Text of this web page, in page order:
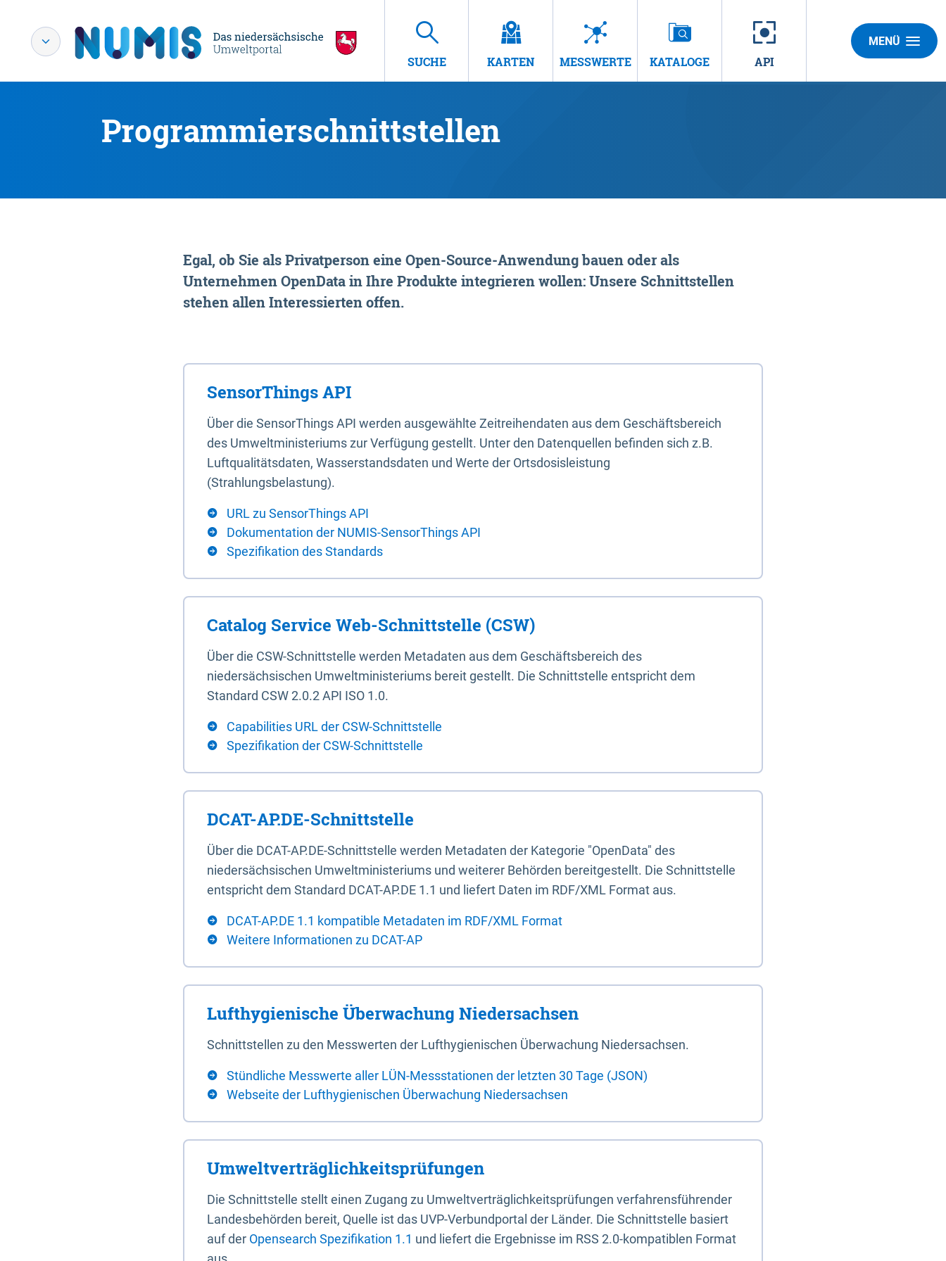
SUCHE KARTEN MESSWERTE KATALOGE API
MENÜ
Programmierschnittstellen
Egal, ob Sie als Privatperson eine Open-Source-Anwendung bauen oder als
Unternehmen OpenData in Ihre Produkte integrieren wollen: Unsere Schnittstellen
stehen allen Interessierten offen.
SensorThings API
Über die SensorThings API werden ausgewählte Zeitreihendaten aus dem Geschäftsbereich
des Umweltministeriums zur Verfügung gestellt. Unter den Datenquellen befinden sich z.B.
Luftqualitätsdaten, Wasserstandsdaten und Werte der Ortsdosisleistung
(Strahlungsbelastung).
URL zu SensorThings API
Dokumentation der NUMIS-SensorThings API
Spezifikation des Standards
Catalog Service Web-Schnittstelle (CSW)
Über die CSW-Schnittstelle werden Metadaten aus dem Geschäftsbereich des
niedersächsischen Umweltministeriums bereit gestellt. Die Schnittstelle entspricht dem
Standard CSW 2.0.2 API ISO 1.0.
Capabilities URL der CSW-Schnittstelle
Spezifikation der CSW-Schnittstelle
DCAT-AP.DE-Schnittstelle
Über die DCAT-AP.DE-Schnittstelle werden Metadaten der Kategorie "OpenData" des
niedersächsischen Umweltministeriums und weiterer Behörden bereitgestellt. Die Schnittstelle
entspricht dem Standard DCAT-AP.DE 1.1 und liefert Daten im RDF/XML Format aus.
DCAT-AP.DE 1.1 kompatible Metadaten im RDF/XML Format
Weitere Informationen zu DCAT-AP
Lufthygienische Überwachung Niedersachsen
Schnittstellen zu den Messwerten der Lufthygienischen Überwachung Niedersachsen.
Stündliche Messwerte aller LÜN-Messstationen der letzten 30 Tage (JSON)
Webseite der Lufthygienischen Überwachung Niedersachsen
Umweltverträglichkeitsprüfungen
Die Schnittstelle stellt einen Zugang zu Umweltverträglichkeitsprüfungen verfahrensführender
Landesbehörden bereit, Quelle ist das UVP-Verbundportal der Länder. Die Schnittstelle basiert
auf der Opensearch Spezifikation 1.1 und liefert die Ergebnisse im RSS 2.0-kompatiblen Format